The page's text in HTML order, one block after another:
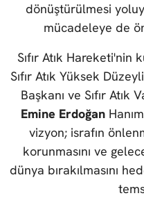
dönüştürülmesi
mücadeleye de
Sıfır Atık
Sıfır Atık Yüksek
Başkanı ve Sıfır Atık
Emine Erdoğan
vizyon; israfın
korunmasını ve
dünya bırakılmasını